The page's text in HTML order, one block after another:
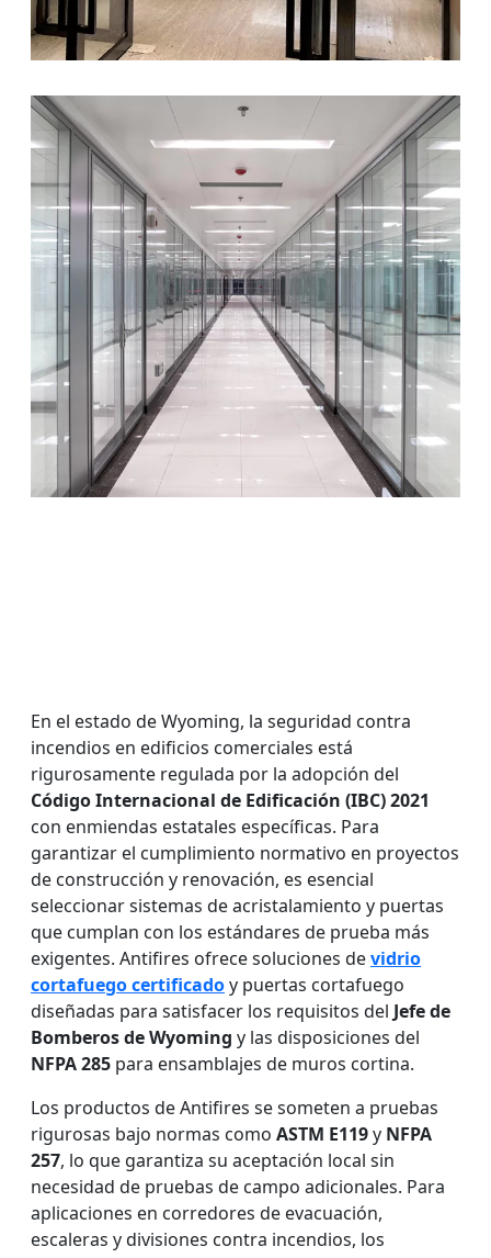
En el estado de Wyoming, la seguridad contra
incendios en edificios comerciales está
rigurosamente regulada por la adopción del
Código Internacional de Edificación (IBC) 2021
con enmiendas estatales específicas. Para
garantizar el cumplimiento normativo en proyectos
de construcción y renovación, es esencial
seleccionar sistemas de acristalamiento y puertas
que cumplan con los estándares de prueba más
exigentes. Antifires ofrece soluciones devidrio
cortafuego certificadoy puertas cortafuego
diseñadas para satisfacer los requisitos del Jefe de
Bomberos de Wyoming y las disposiciones del
NFPA 285 para ensamblajes de muros cortina.
Los productos de Antifires se someten a pruebas
rigurosas bajo normas como ASTM E119y NFPA
257, lo que garantiza su aceptación local sin
necesidad de pruebas de campo adicionales. Para
aplicaciones en corredores de evacuación,
escaleras y divisiones contra incendios, los